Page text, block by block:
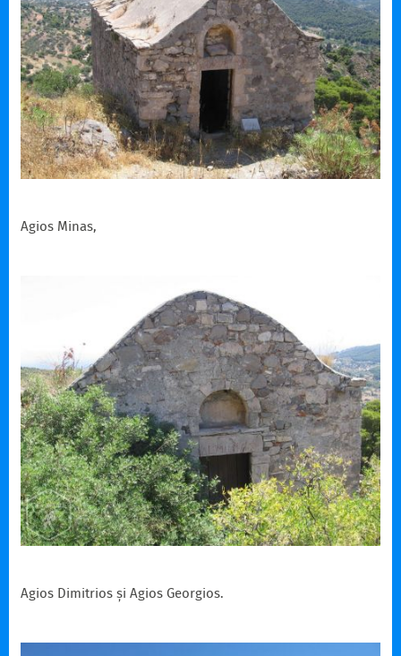
Agios Minas,
Agios Dimitrios și Agios Georgios.